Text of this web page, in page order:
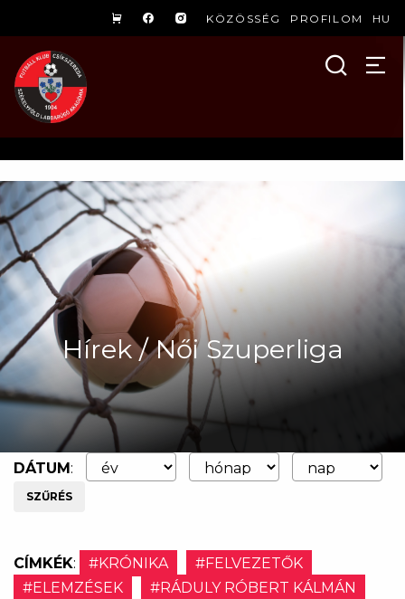
KÖZÖSSÉG PROFILOM HU
Hírek / Női Szuperliga
DÁTUM:
SZŰRÉS
CÍMKÉK: #KRÓNIKA
#FELVEZETŐK
#ELEMZÉSEK
#RÁDULY RÓBERT KÁLMÁN